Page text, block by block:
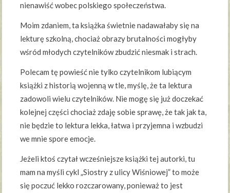
nienawiść wobec polskiego społeczeństwa.
Moim zdaniem, ta książka świetnie nadawałaby się na
lekturę szkolną, chociaż obrazy brutalności mogłyby
wśród młodych czytelników zbudzić niesmak i strach.
Polecam tę powieść nie tylko czytelnikom lubiącym
książki z historią wojenną w tle, myślę, że ta lektura
zadowoli wielu czytelników. Nie mogę się już doczekać
kolejnej części chociaż zdaję sobie sprawę, że tak jak ta,
nie będzie to lektura lekka, łatwa i przyjemna i wzbudzi
we mnie spore emocje.
Jeżeli ktoś czytał wcześniejsze książki tej autorki, tu
mam na myśli cykl „Siostry z ulicy Wiśniowej” to może
się poczuć lekko rozczarowany, ponieważ to jest